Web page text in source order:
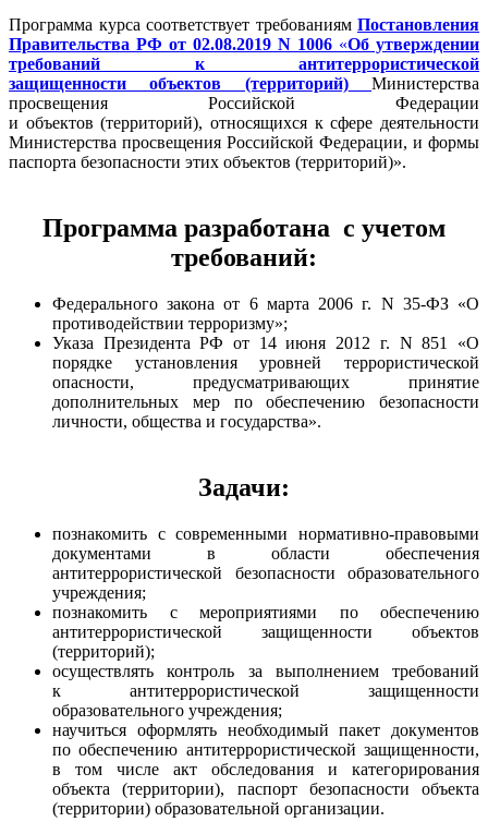
Программа курса соответствует требованиям Постановления
Правительства РФ от 02.08.2019 N 1006 «Об утверждении
требований к антитеррористической
защищенности объектов (территорий)
Министерства
просвещения Российской Федерации
и объектов (территорий), относящихся к сфере деятельности
Министерства просвещения Российской Федерации, и формы
паспорта безопасности этих объектов (территорий)».
Программа разработана с учетом
требований:
Федерального закона от 6 марта 2006 г. N 35-ФЗ «О
противодействии терроризму»;
Указа Президента РФ от 14 июня 2012 г. N 851 «О
порядке установления уровней террористической
опасности, предусматривающих принятие
дополнительных мер по обеспечению безопасности
личности, общества и государства».
Задачи:
познакомить с современными нормативно-правовыми
документами в области обеспечения
антитеррористической безопасности образовательного
учреждения;
познакомить с мероприятиями по обеспечению
антитеррористической защищенности объектов
(территорий);
осуществлять контроль за выполнением требований
к антитеррористической защищенности
образовательного учреждения;
научиться оформлять необходимый пакет документов
по обеспечению антитеррористической защищенности,
в том числе акт обследования и категорирования
объекта (территории), паспорт безопасности объекта
(территории) образовательной организации.